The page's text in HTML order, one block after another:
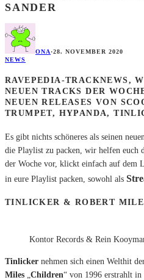
SANDER
ONA·28. NOVEMBER 2020
NEWS
RAVEPEDIA-TRACKNEWS,
NEUEN TRACKS DER
NEUEN RELEASES VON
TRUMPET, HYPANDA,
Es gibt nichts schöneres als seinen
die Playlist zu packen, wir helfen euch
der Woche vor, klickt einfach auf dem
in eure Playlist packen, sowohl als
TINLICKER & ROBERT
Kontor Records & Rein
Tinlicker nehmen sich einen Welthit
Miles
Children“ von 1996 erstrahlt in